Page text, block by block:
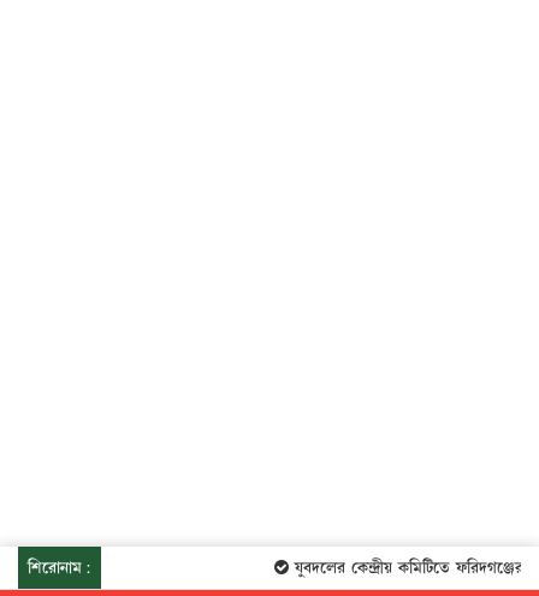
শিরোনাম: যুবদলের কেন্দ্রীয় কমিটিতে ফরিদগঞ্জের